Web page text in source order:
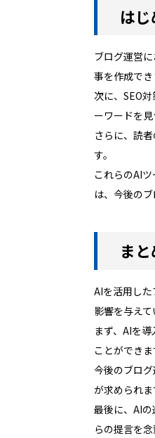
は
ブログ運営
事を作成で
次に、SEO
ーワードを
さらに、読
す。
これらのAI
は、今後の
ま
AIを活用し
影響を与え
まず、AIを
ことができ
今後のブロ
が求められ
最後に、AI
らの提言を